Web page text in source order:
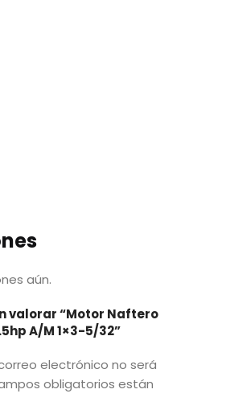
aún.
valorar “Motor Naftero
A/M 1×3-5/32”
electrónico no será
obligatorios están